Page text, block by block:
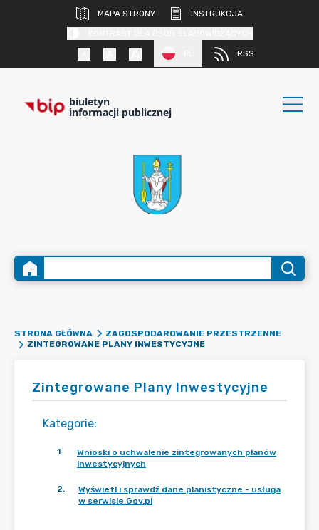
MAPA STRONY
INSTRUKCJA
RSS
biuletyn
informacji publicznej
STRONA GŁÓWNA
ZAGOSPODAROWANIE PRZESTRZENNE
ZINTEGROWANE PLANY INWESTYCYJNE
Zintegrowane Plany Inwestycyjne
Kategorie:
1.
Wnioski o uchwalenie zintegrowanych planów
inwestycyjnych
2.
Wyświetl i sprawdź dane planistyczne - usługa
w serwisie Gov.pl